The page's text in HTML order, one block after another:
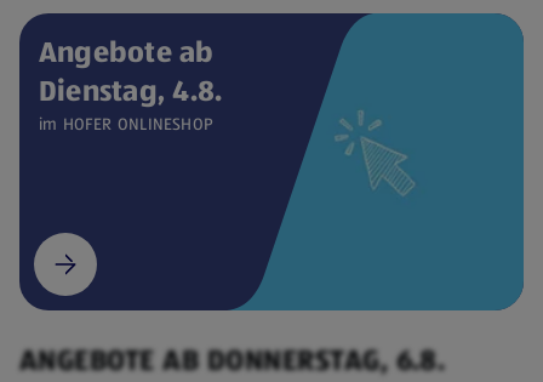
Verfügbar seit 04.08.2026
ONLINESHOP
€ 449,00
Angebote ab
Dienstag, 4.8.
im HOFER ONLINESHOP
(öffnet in einem neuen Tab)
ANGEBOTE AB DONNERSTAG, 6.8.